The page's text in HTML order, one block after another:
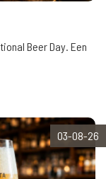
Beer Day. Een
03-08-26